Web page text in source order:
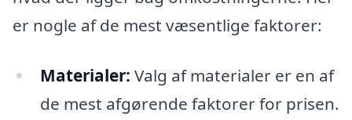
er nogle af de mest væsentlige faktorer:
Materialer: Valg af materialer er en af
de mest afgørende faktorer for prisen.